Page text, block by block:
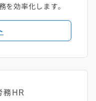
を効率化します。